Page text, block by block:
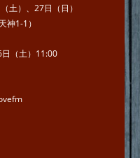
土）、27日（日）
神1-1）
（土）11:00